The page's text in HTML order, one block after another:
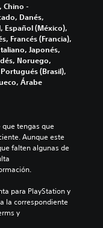
Chino -
Danés,
Español (México),
Francés (Francia),
Japonés,
Noruego,
(Brasil),
Árabe
que tengas que
Aunque este
falten algunas de
para PlayStation y
la correspondiente
y